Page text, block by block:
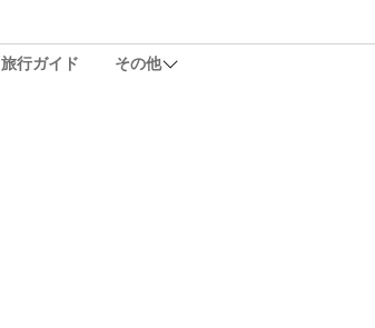
旅行ガイド その他